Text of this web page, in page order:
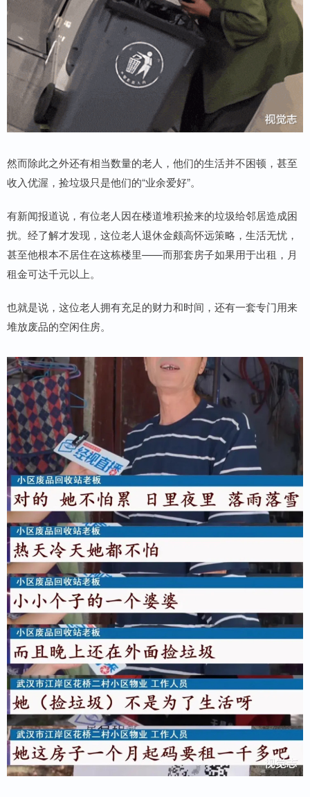
然而除此之外还有相当数量的老人，他们的生活并不困顿，甚至
收入优渥，捡垃圾只是他们的“业余爱好”。
有新闻报道说，有位老人因在楼道堆积捡来的垃圾给邻居造成困
扰。经了解才发现，这位老人退休金颇高怀远策略，生活无忧，
甚至他根本不居住在这栋楼里——而那套房子如果用于出租，月
租金可达千元以上。
也就是说，这位老人拥有充足的财力和时间，还有一套专门用来
堆放废品的空闲住房。